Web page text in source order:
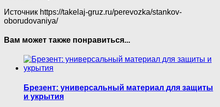
Источник https://takelaj-gruz.ru/perevozka/stankov-
oborudovaniya/
Вам может также понравиться...
Брезент: универсальный материал для защиты
и укрытия